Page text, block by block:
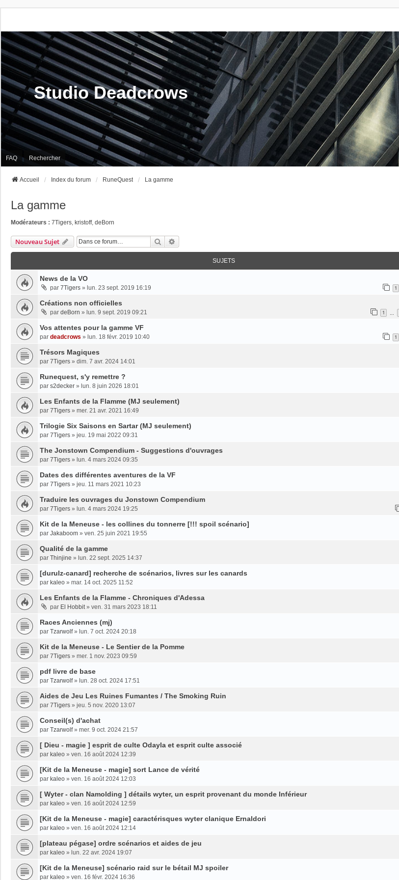
Studio Deadcrows
FAQ Rechercher
Accueil Index du forum RuneQuest La gamme
La gamme
Modérateurs : 7Tigers, kristoff, deBorn
Nouveau Sujet Rechercher
SUJETS
News de la VO
par 7Tigers » lun. 23 sept. 2019 16:19 1
Créations non officielles
par deBorn » lun. 9 sept. 2019 09:21 1
Vos attentes pour la gamme VF
par deadcrows » lun. 18 févr. 2019 10:40 1
Trésors Magiques
par 7Tigers » dim. 7 avr. 2024 14:01
Runequest, s'y remettre ?
par s2decker » lun. 8 juin 2026 18:01
Les Enfants de la Flamme (MJ seulement)
par 7Tigers » mer. 21 avr. 2021 16:49
Trilogie Six Saisons en Sartar (MJ seulement)
par 7Tigers » jeu. 19 mai 2022 09:31
The Jonstown Compendium - Suggestions d'ouvrages
par 7Tigers » lun. 4 mars 2024 09:35
Dates des différentes aventures de la VF
par 7Tigers » jeu. 11 mars 2021 10:23
Traduire les ouvrages du Jonstown Compendium
par 7Tigers » lun. 4 mars 2024 19:25
Kit de la Meneuse - les collines du tonnerre [!!! spoil scénario]
par Jakaboom » ven. 25 juin 2021 19:55
Qualité de la gamme
par Thinjine » lun. 22 sept. 2025 14:37
[durulz-canard] recherche de scénarios, livres sur les canards
par kaleo » mar. 14 oct. 2025 11:52
Les Enfants de la Flamme - Chroniques d'Adessa
par El Hobbit» ven. 31 mars 2023 18:11
Races Anciennes (mj)
par Tzarwolf» lun. 7 oct. 2024 20:18
Kit de la Meneuse - Le Sentier de la Pomme
par 7Tigers » mer. 1 nov. 2023 09:59
pdf livre de base
par Tzarwolf» lun. 28 oct. 2024 17:51
Aides de Jeu Les Ruines Fumantes / The Smoking Ruin
par 7Tigers » jeu. 5 nov. 2020 13:07
Conseil(s) d'achat
par Tzarwolf» mer. 9 oct. 2024 21:57
[ Dieu - magie ] esprit de culte Odayla et esprit culte associé
par kaleo » ven. 16 août 2024 12:39
[Kit de la Meneuse - magie] sort Lance de vérité
par kaleo » ven. 16 août 2024 12:03
[ Wyter - clan Namolding ] détails wyter, un esprit provenant du monde Inférieur
par kaleo » ven. 16 août 2024 12:59
[Kit de la Meneuse - magie] caractérisques wyter clanique Ernaldori
par kaleo » ven. 16 août 2024 12:14
[plateau pégase] ordre scénarios et aides de jeu
par kaleo » lun. 22 avr. 2024 19:07
[Kit de la Meneuse] scénario raid sur le bétail MJ spoiler
par kaleo » ven. 16 févr. 2024 16:36